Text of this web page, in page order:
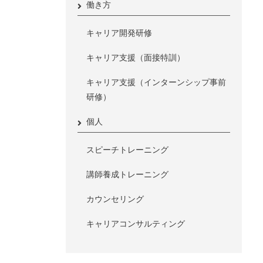
働き方
キャリア開発研修
キャリア支援（面接特訓）
キャリア支援（インターンシップ事前
研修）
個人
スピーチトレーニング
講師養成トレーニング
カウンセリング
キャリアコンサルティング